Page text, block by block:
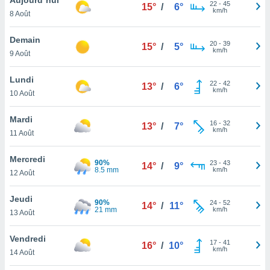
et
»,
au
vous
qu'ils
ou
le
ainsi
un
la
du
8 Août
15° / 6° 22- 45
km/h
Demain
9 Août
15° / 5° 20- 39
km/h
Lundi
10 Août
13° / 6° 22- 42
km/h
Mardi
11 Août
13° / 7° 16- 32
km/h
Mercredi
12 Août
90%
8.5 mm
14° / 9° 23- 43
km/h
Jeudi
13 Août
90%
21 mm
14° / 11° 24- 52
km/h
Vendredi
14 Août
16° / 10° 17- 41
km/h